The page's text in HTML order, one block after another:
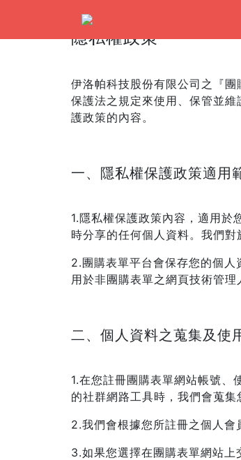
隱私權政策
伊洛帕科技股份有限公司之『
保護法之規定來使用、保管並
護政策的內容。
一、隱私權保護政策適用
1.隱私權保護政策內容，適用
時分享的任何個人資料。我們
2.團購表單平台會保存您的個
用於非團購表單之網頁技術管理
二、個人資料之蒐集及使
1.在您註冊團購表單網站帳號、
的社群網路工具時，我們會蒐
2.我們會根據您所註冊之個人會
3.如果您選擇在團購表單網站